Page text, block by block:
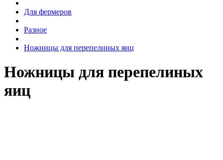
Для фермеров
Разное
Ножницы для перепелиных яиц
Ножницы для перепелиных
яиц